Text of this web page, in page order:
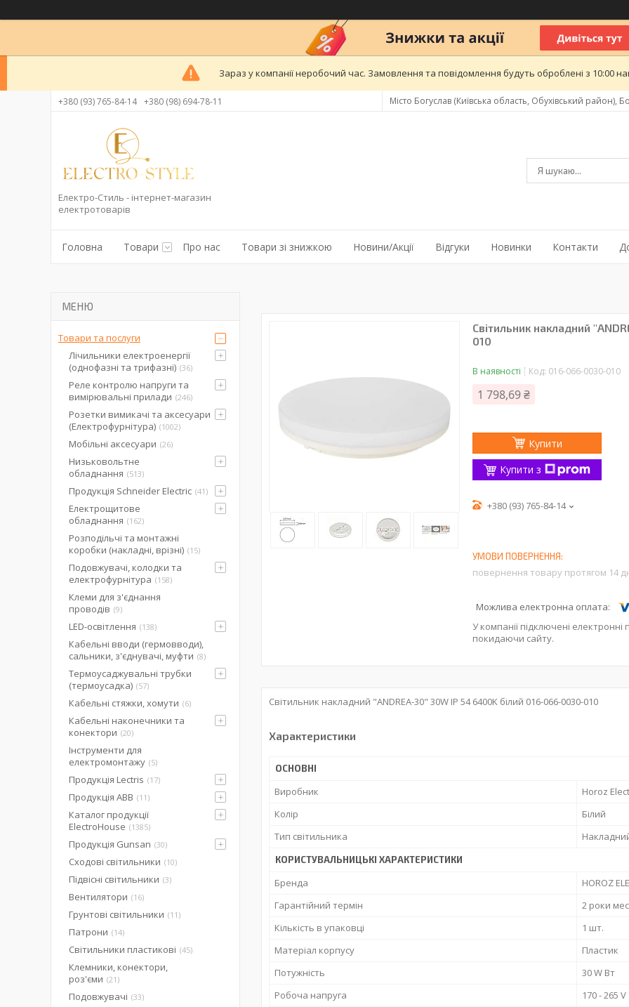
Зараз у компанії неробочий час. Замовлення та повідомлення будуть оброблені з 10:00
+380 (93) 765-84-14 +380 (98) 694-78-11 Місто Богуслав (Київська область, Обухівський район),
Електро-Стиль - інтернет-магазин
електротоварів
Головна Товари Про нас Товари зі знижкою Новини/Акції Відгуки Новинки Контакти
Світильник накладний
010
В наявності Код: 016-066-0030-010
1 798,69 ₴
Купити
Купити з
+380 (93) 765-84-14
повернення товару протягом 14
У компанії підключені
покидаючи сайту.
Світильник накладний "ANDREA-30" 30W IP 54 6400K білий 016-066-0030-010
Характеристики
ОСНОВНІ
Виробник
Horoz
Колір
Білий
Тип світильника
КОРИСТУВАЛЬНИЦЬКІ ХАРАКТЕРИСТИКИ
Бренда
HOROZ
Гарантійний термін
2 роки мес
Кількість в упаковці
1 шт.
Матеріал корпусу
Пластик
Потужність
30 W Вт
Робоча напруга
170 - 265 V
Товари та послуги
Лічильники електроенергії
(однофазні та трифазні) 36
Реле контролю напруги та
вимірювальні прилади 246
Розетки вимикачі та аксесуари
(Електрофурнітура) 1002
Мобільні аксесуари 26
Низьковольтне
обладнання
513
Продукція Schneider Electric 41
Електрощитове
обладнання
162
Розподільчі та монтажні
коробки (накладні, врізні) 15
Подовжувачі, колодки та
електрофурнітура
158
Клеми для з'єднання
проводів 9
LED-освітлення 138
Кабельні вводи (гермовводи),
сальники, з'єднувачі, муфти 8
Термоусаджувальні трубки
(термоусадка) 57
Кабельні стяжки, хомути 6
Кабельні наконечники та
конектори 20
Інструменти для
електромонтажу 5
Продукція Lectris 17
Продукція ABB 11
Каталог продукції
ElectroHouse
1385
Продукція Gunsan 30
Сходові світильники 10
Підвісні світильники 3
Вентилятори 16
Грунтові світильники 11
Патрони 14
Світильники пластикові 45
Клемники, конектори,
роз'єми 21
Подовжувачі 33